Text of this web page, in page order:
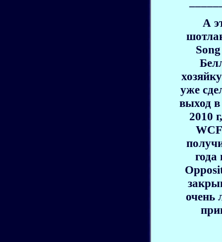
А
уже
выход в
2010
очень